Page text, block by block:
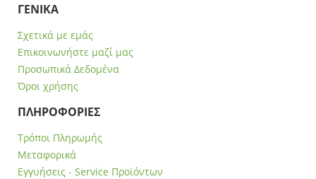
ΓΕΝΙΚΑ
Σχετικά με εμάς
Επικοινωνήστε μαζί μας
Προσωπικά Δεδομένα
Όροι χρήσης
ΠΛΗΡΟΦΟΡΙΕΣ
Τρόποι Πληρωμής
Μεταφορικά
Εγγυήσεις - Service Προϊόντων